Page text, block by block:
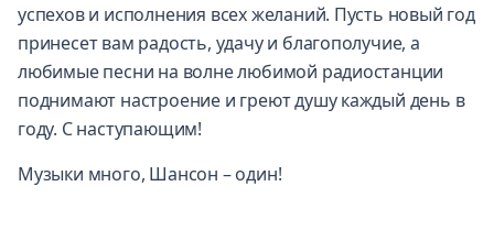
успехов и исполнения всех желаний. Пусть новый год
принесет вам радость, удачу и благополучие, а
любимые песни на волне любимой радиостанции
поднимают настроение и греют душу каждый день в
году. С наступающим!
Музыки много, Шансон – один!